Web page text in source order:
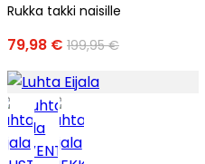
Rukka takki naisille
79,98 € 199,95 €